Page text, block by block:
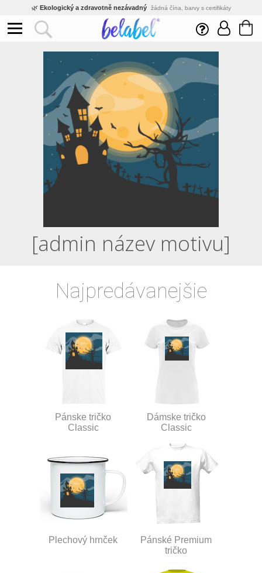
🌿 Ekologický a zdravotně nezávadný žádná čína, barvy s certifikáty
Inovativní výroba vlastní vývoj, nejnovější technologie
Rychlé dodání expedujeme do 24h
🏢Výhodné pro firmy velké množstevní slevy
Kvalita pod kontrolou jsme přímý výrobce, žádný zprostředkovatel
Eshop s tradicí od roku 2010 tisíce spokojených zákazníků
[admin název motivu]
Najpredávanejšie
Pánske tričko
Classic
Dámske tričko
Classic
Plechový hrnček
Pánské Premium
tričko